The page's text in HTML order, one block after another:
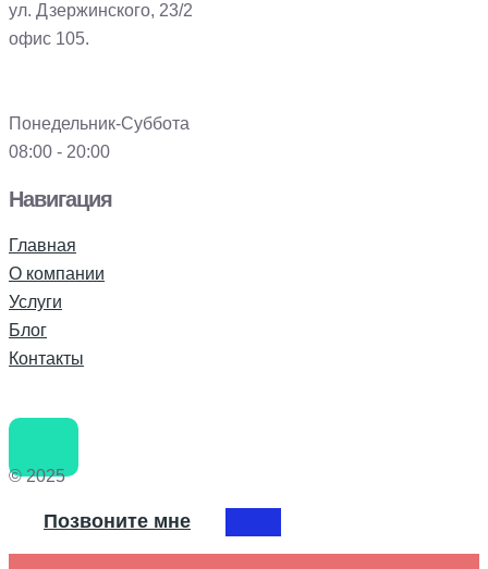
ул. Дзержинского, 23/2
офис 105.
Понедельник-Суббота
08:00 - 20:00
Навигация
Главная
О компании
Услуги
Блог
Контакты
© 2025
Позвоните мне